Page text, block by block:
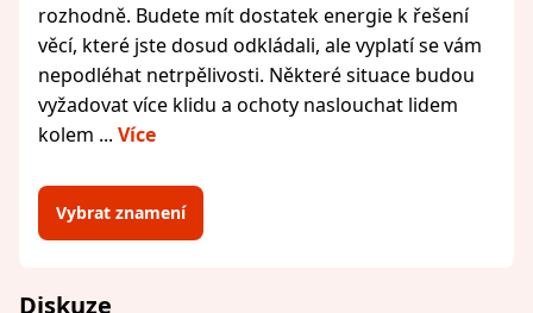
rozhodně. Budete mít dostatek energie k řešení
věcí, které jste dosud odkládali, ale vyplatí se vám
nepodléhat netrpělivosti. Některé situace budou
vyžadovat více klidu a ochoty naslouchat lidem
kolem ... Více
Vybrat znamení
Diskuze